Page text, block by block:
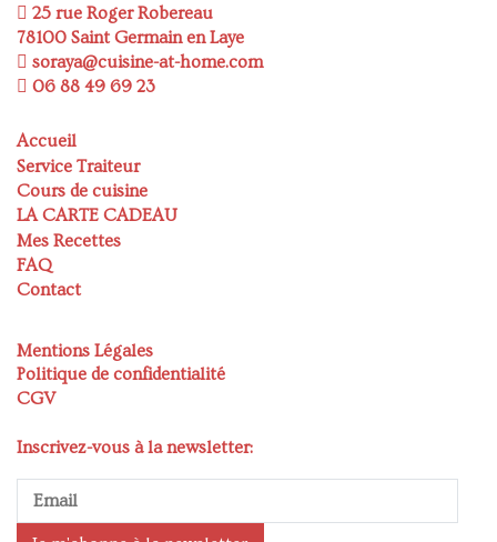
25 rue Roger Robereau
78100 Saint Germain en Laye
soraya@cuisine-at-home.com
06 88 49 69 23
Accueil
Service Traiteur
Cours de cuisine
LA CARTE CADEAU
Mes Recettes
FAQ
Contact
Mentions Légales
Politique de confidentialité
CGV
Inscrivez-vous à la newsletter: